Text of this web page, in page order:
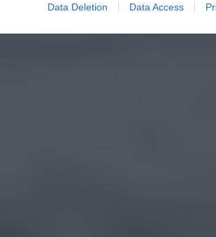
Data Deletion Data Access